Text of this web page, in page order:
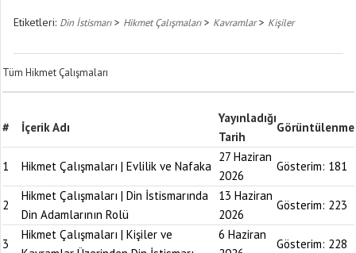
Etiketleri: Din İstismarı> Hikmet Çalışmaları> Kavramlar> Kişiler
Tüm Hikmet Çalışmaları
# İçerik Adı
Yayınladığı
Tarih
Görüntülenme
1 Hikmet Çalışmaları | Evlilik ve Nafaka
27 Haziran
2026
Gösterim: 181
2
Hikmet Çalışmaları | Din İstismarında
Din Adamlarının Rolü
13 Haziran
2026
Gösterim: 223
3
Hikmet Çalışmaları | Kişiler ve
6 Haziran
Gösterim: 228